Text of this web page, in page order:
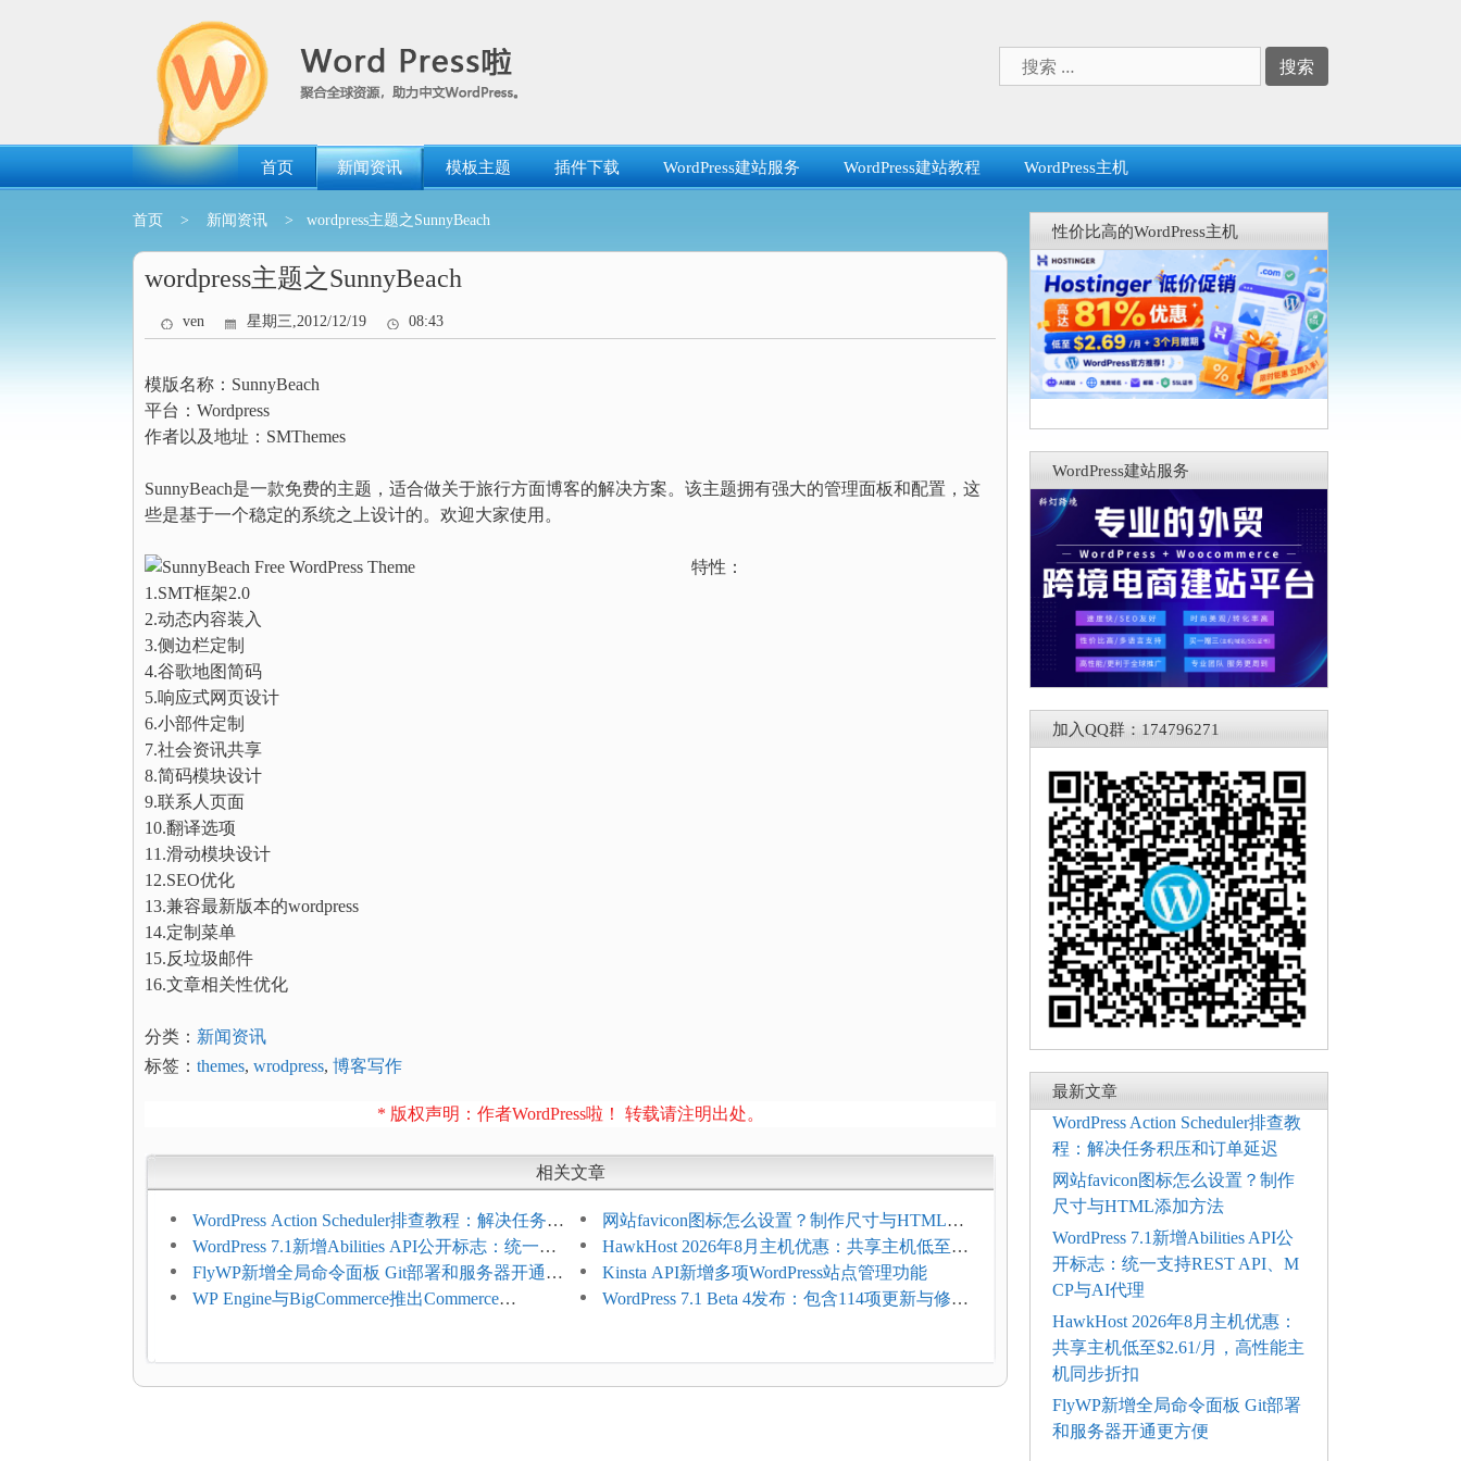
索：
首页 新闻资讯 模板主题 插件下载 WordPress建站服务 WordPress建站教程 WordPress主机
首页 > 新闻资讯 > wordpress主题之SunnyBeach
wordpress主题之SunnyBeach
ven 星期三,2012/12/19 08:43
模版名称：SunnyBeach
平台：Wordpress
作者以及地址：SMThemes
SunnyBeach是一款免费的主题，适合做关于旅行方面博客的解决方案。该主题拥有强大的管理面板和配置，这
些是基于一个稳定的系统之上设计的。欢迎大家使用。
特性：
1.SMT框架2.0
2.动态内容装入
3.侧边栏定制
4.谷歌地图简码
5.响应式网页设计
6.小部件定制
7.社会资讯共享
8.简码模块设计
9.联系人页面
10.翻译选项
11.滑动模块设计
12.SEO优化
13.兼容最新版本的wordpress
14.定制菜单
15.反垃圾邮件
16.文章相关性优化
分类： 新闻资讯
标签： themes, wrodpress, 博客写作
* 版权声明：作者WordPress啦！ 转载请注明出处。
相关文章
WordPress Action Scheduler排查教程：解决任务积
压和订单延迟
网站favicon图标怎么设置？制作尺寸与HTML添
加方法
WordPress 7.1新增Abilities API公开标志：统一支
持REST API、MCP与AI代理
HawkHost 2026年8月主机优惠：共享主机低至
$2.61/月，高性能主机同步折扣
FlyWP新增全局命令面板 Git部署和服务器开通更
方便
Kinsta API新增多项WordPress站点管理功能
WP Engine与BigCommerce推出Commerce
WordPress 7.1 Beta 4发布：包含114项更新与修
性价比高的WordPress主机
WordPress建站服务
加入QQ群：174796271
最新文章
WordPress Action Scheduler排查教
程：解决任务积压和订单延迟
网站favicon图标怎么设置？制作
尺寸与HTML添加方法
WordPress 7.1新增Abilities API公
开标志：统一支持REST API、M
CP与AI代理
HawkHost 2026年8月主机优惠：
共享主机低至$2.61/月，高性能主
机同步折扣
FlyWP新增全局命令面板 Git部署
和服务器开通更方便